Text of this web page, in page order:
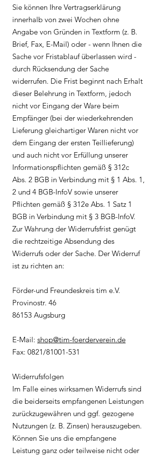
Sie können Ihre Vertragserklärung
innerhalb von zwei Wochen ohne
Angabe von Gründen in Textform (z. B.
Brief, Fax, E-Mail) oder - wenn Ihnen die
Sache vor Fristablauf überlassen wird -
durch Rücksendung der Sache
widerrufen. Die Frist beginnt nach Erhalt
dieser Belehrung in Textform, jedoch
nicht vor Eingang der Ware beim
Empfänger (bei der wiederkehrenden
Lieferung gleichartiger Waren nicht vor
dem Eingang der ersten Teillieferung)
und auch nicht vor Erfüllung unserer
Informationspflichten gemäß § 312c
Abs. 2 BGB in Verbindung mit § 1 Abs. 1,
2 und 4 BGB-InfoV sowie unserer
Pflichten gemäß § 312e Abs. 1 Satz 1
BGB in Verbindung mit § 3 BGB-InfoV.
Zur Wahrung der Widerrufsfrist genügt
die rechtzeitige Absendung des
Widerrufs oder der Sache. Der Widerruf
ist zu richten an:
Förder-und Freundeskreis tim e.V.
Provinostr. 46
86153 Augsburg
E-Mail: shop@tim-foerderverein.de
Fax: 0821/81001-531
Widerrufsfolgen
Im Falle eines wirksamen Widerrufs sind
die beiderseits empfangenen Leistungen
zurückzugewähren und ggf. gezogene
Nutzungen (z. B. Zinsen) herauszugeben.
Können Sie uns die empfangene
Leistung ganz oder teilweise nicht oder